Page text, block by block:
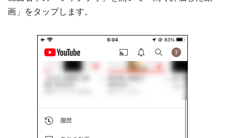
画」をタップします。